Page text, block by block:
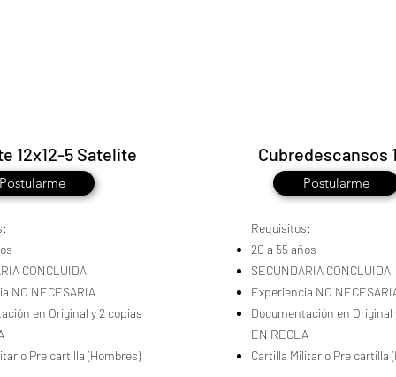
12x12-5 Satelite
CONCLUIDA
NO NECESARIA
en Original y 2 copias
o Pre cartilla (Hombres)
Cubredescansos
Postularme
Requisitos:
20 a 55 años
SECUNDARIA CONCLUIDA
Experiencia NO
Documentación en Original
EN REGLA
Cartilla Militar o Pre cartilla